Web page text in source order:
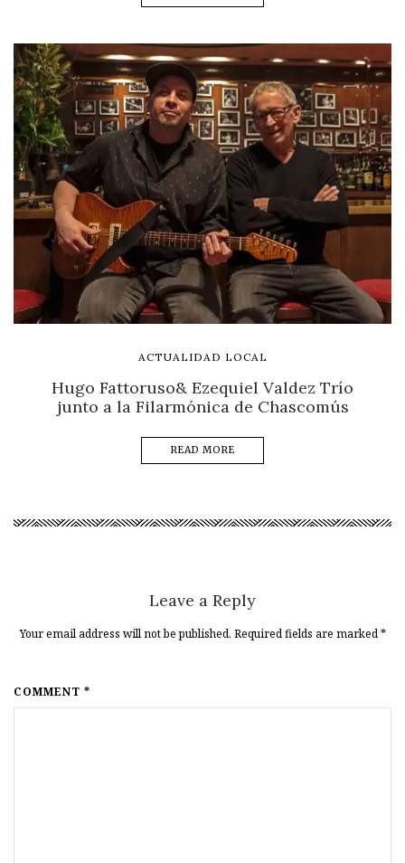
ACTUALIDAD LOCAL
Hugo Fattoruso& Ezequiel Valdez Trío
junto a la Filarmónica de Chascomús
READ MORE
Leave a Reply
Your email address will not be published. Required fields are marked*
COMMENT *